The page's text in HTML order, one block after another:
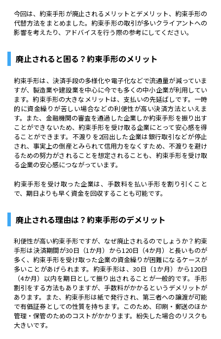
今回は、約束手形が廃止されるメリットとデメリット、約束手形の
代替方法をまとめました。約束手形の取引が多いクライアントへの
影響を考えたり、アドバイスを行う際の参考にしてください。
廃止されると困る？約束手形のメリット
約束手形は、決済手段の多様化や電子化などで流通量が減っていま
すが、製造業や建設業を中心に今でも多くの中小企業が利用してい
ます。約束手形の大きなメリットは、支払いの先延ばしです。一時
的に資金繰りが苦しい場合などの利便性が高い決済方法といえま
す。また、金融機関の審査を通過した企業しか約束手形を振り出す
ことができないため、約束手形を受け取る企業にとって安心感を得
ることができます。不渡りを2回出した企業は銀行取引などが停止
され、事実上の倒産とみられて信用力をなくすため、不渡りを避け
るための努力がされることを想定されることも、約束手形を受け取
る企業の安心感につながっています。
約束手形を受け取った企業は、手数料を払い手形を割り引くこと
で、期日よりも早く資金を回収することも可能です。
廃止される理由は？約束手形のデメリット
利便性が高い約束手形ですが、なぜ廃止されるのでしょうか？約束
手形は決済期間が30日（1か月）から120日（4か月）と長いものが
多く、約束手形を受け取った企業の資金繰りが困難になるケースが
多いことがあげられます。約束手形は、30日（1か月）から120日
（4か月）以内を期日として振り出されることが一般的です。手形
割引をする方法もありますが、手数料がかかるというデメリットが
あります。また、約束手形は紙で発行され、第三者への譲渡が可能
で有価証券としての性質を持ちます。このため、印刷・郵送のほか
管理・保管のためのコストがかかります。紛失した場合のリスクも
大きいです。